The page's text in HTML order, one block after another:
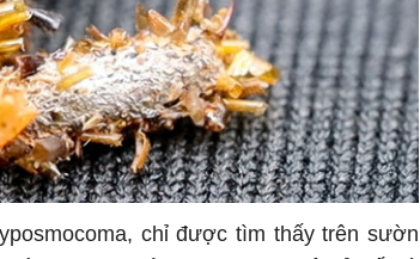
chỉ được tìm thấy trên sườn